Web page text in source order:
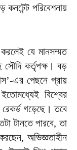
পরিবেশনায়
যে মানসম্মত
সৌদি কর্তৃপক্ষ। বড়
এর পেছনে প্রায়
বিশ্বের
রেকর্ড গড়েছে। তবে
টানতে পারবে, তা
অভিজ্ঞতাহীন